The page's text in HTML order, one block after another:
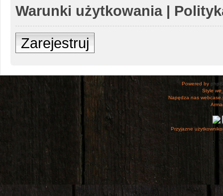
Warunki użytkowania|
Zarejestruj
Powered by
Style
Napędza nas
Przyjazne